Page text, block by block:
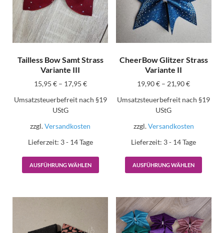
Tailless Bow Samt Strass
Variante III
15,95 €– 17,95 €
Umsatzsteuerbefreit nach §19
UStG
zzgl.Versandkosten
Lieferzeit: 3 - 14 Tage
AUSFÜHRUNG WÄHLEN
CheerBow Glitzer Strass
Variante II
19,90€ – 21,90€
Umsatzsteuerbefreit nach §19
UStG
zzgl.Versandkosten
Lieferzeit: 3 - 14 Tage
AUSFÜHRUNG WÄHLEN